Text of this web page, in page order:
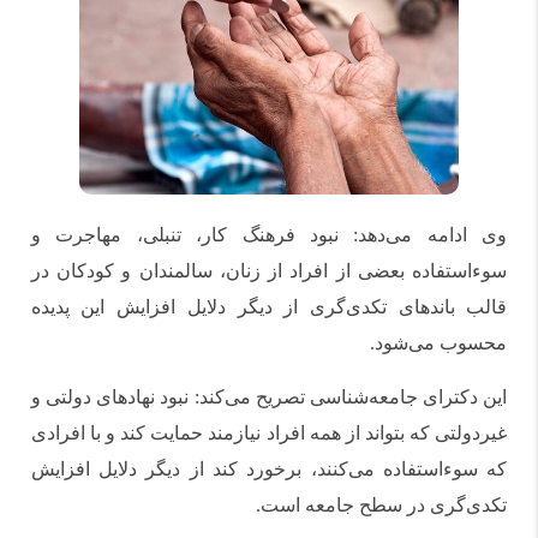
وی ادامه می‌دهد: نبود فرهنگ کار، تنبلی، مهاجرت و
سوءاستفاده بعضی از افراد از زنان، سالمندان و کودکان در
قالب باندهای تکدی‌گری از دیگر دلایل افزایش این پدیده
محسوب می‌شود.
این دکترای جامعه‌شناسی تصریح می‌کند: نبود نهادهای دولتی و
غیردولتی که بتواند از همه افراد نیازمند حمایت کند و با افرادی
که سوءاستفاده می‌کنند، برخورد کند از دیگر دلایل افزایش
تکدی‌گری در سطح جامعه است.